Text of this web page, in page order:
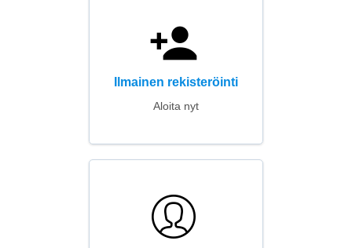
Ilmainen rekisteröinti
Aloita nyt